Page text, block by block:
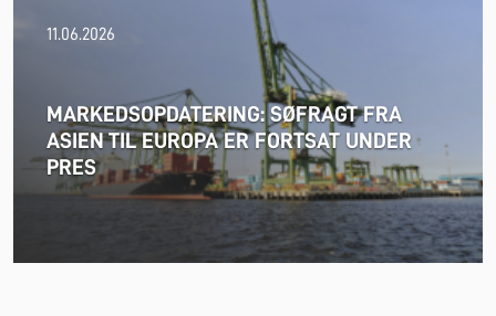
FREJA overgår pr. 1. juli 2026 igen til månedlig regulering
af olietillægget.
Læs mere
11.06.2026
MARKEDSOPDATERING: SØFRAGT FRA
ASIEN TIL EUROPA ER FORTSAT UNDER
PRES